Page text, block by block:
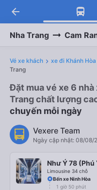
arrow_back
Nha Trang Cam
Vé xe khách xe đi Khánh
Trang
Đặt mua vé xe 6 nhà
Trang chất lượng
chuyến mỗi ngày
Vexere Team
Ngày cập nhật: 08/08/
Như Ý 78 (Phú
Limousine 34 chỗ
Bến xe Ninh Hòa
1 giờ 50 phút